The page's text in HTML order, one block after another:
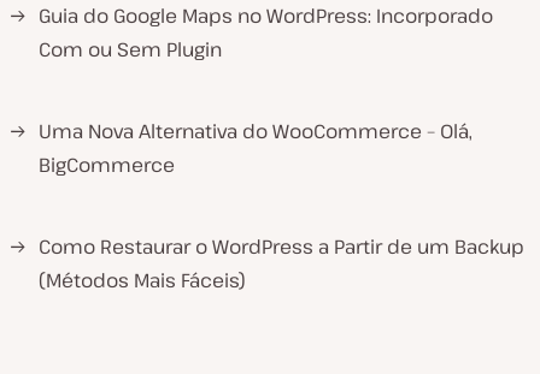
→ Guia do Google Maps no WordPress: Incorporado
Com ou Sem Plugin
→ Uma Nova Alternativa do WooCommerce – Olá,
BigCommerce
→ Como Restaurar o WordPress a Partir de um Backup
(Métodos Mais Fáceis)